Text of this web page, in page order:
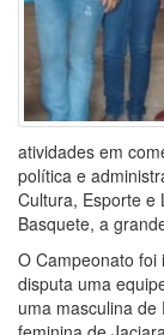
atividades em
política e
Cultura, Esporte e
Basquete, a
O Campeonato foi
disputa uma
uma masculina